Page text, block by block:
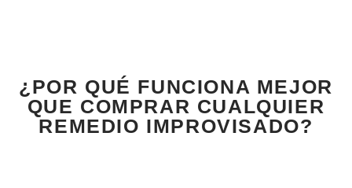
¿POR QUÉ FUNCIONA MEJOR
QUE COMPRAR CUALQUIER
REMEDIO IMPROVISADO?